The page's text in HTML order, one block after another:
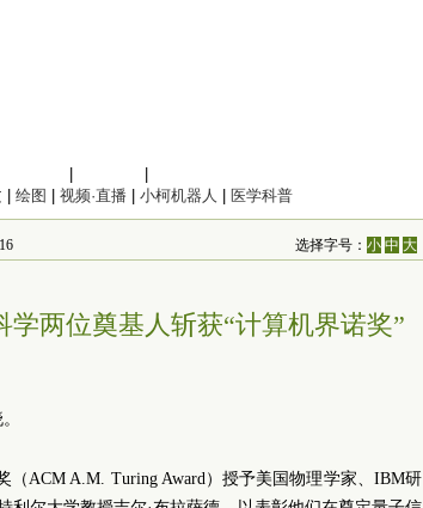
绘图 视频·直播 小柯机器人 医学科普
选择字号：小 中 大
学两位奠基人斩获“计算机界诺奖”
（ACM A.M. Turing Award）授予美国物理学家、IBM研